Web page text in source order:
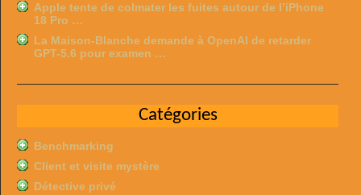
Apple tente de colmater les fuites autour de l’iPhone
18 Pro …
La Maison-Blanche demande à OpenAI de retarder
GPT-5.6 pour examen …
Catégories
Benchmarking
Client et visite mystère
Détective privé